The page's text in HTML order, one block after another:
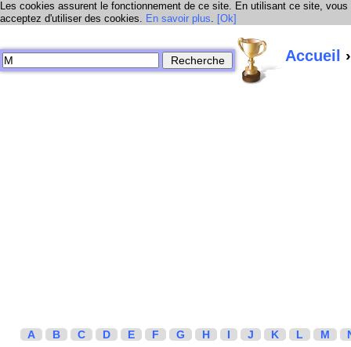
Les cookies assurent le fonctionnement de ce site. En utilisant ce site, vous
acceptez d'utiliser des cookies. En savoir plus. [Ok]
Accueil
A B C D E F G H I J K L M